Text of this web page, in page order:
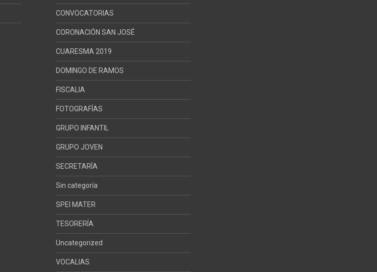
CONVOCATORIAS
CORONACIÓN SAN JOSÉ
CUARESMA 2019
DOMINGO DE RAMOS
FISCALIA
FOTOGRAFÍAS
GRUPO INFANTIL
GRUPO JOVEN
SECRETARÍA
Sin categoría
SPEI MATER
TESORERÍA
Uncategorized
VOCALIAS